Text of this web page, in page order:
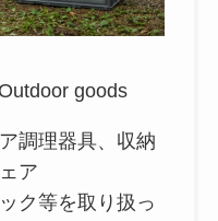
goods
調理器具、収納
ア
ク等を取り扱っ